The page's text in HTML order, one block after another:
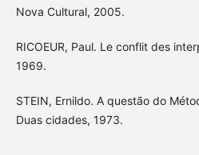
Nova Cultural, 2005.
RICOEUR, Paul. Le conflit des
1969.
STEIN, Ernildo. A questão do
Duas cidades, 1973.